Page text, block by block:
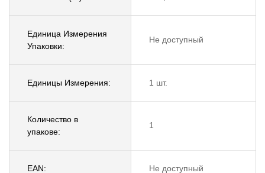
Единица Измерения
Упаковки:
Не доступный
Единицы Измерения: 1 шт.
Количество в
упакове:
1
EAN: Не доступный